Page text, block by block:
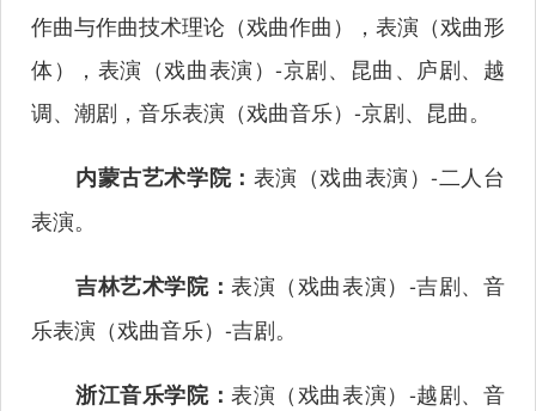
作曲与作曲技术理论（戏曲作曲），表演（戏曲形
体），表演（戏曲表演）-京剧、昆曲、庐剧、越
调、潮剧，音乐表演（戏曲音乐）-京剧、昆曲。
内蒙古艺术学院： 表演（戏曲表演）-二人台
表演。
吉林艺术学院：表演（戏曲表演）-吉剧、音
乐表演（戏曲音乐）-吉剧。
浙江音乐学院：表演（戏曲表演）-越剧、音